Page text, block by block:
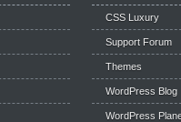
CSS Luxury
Support Forum
Themes
WordPress Blog
WordPress